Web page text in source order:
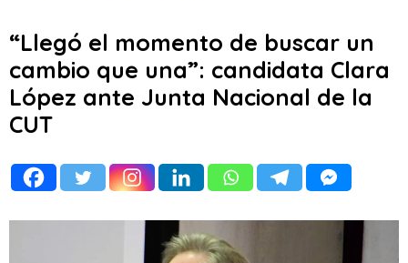
“Llegó el momento de buscar un
cambio que una”: candidata Clara
López ante Junta Nacional de la
CUT